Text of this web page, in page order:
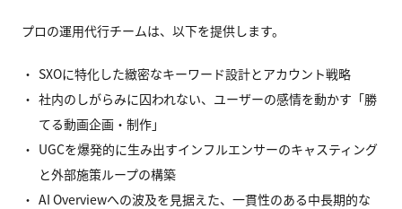
プロの運用代行チームは、以下を提供します。
SXOに特化した緻密なキーワード設計とアカウント戦略
社内のしがらみに囚われない、ユーザーの感情を動かす「勝
てる動画企画・制作」
UGCを爆発的に生み出すインフルエンサーのキャスティング
と外部施策ループの構築
AI Overviewへの波及を見据えた、一貫性のある中長期的な